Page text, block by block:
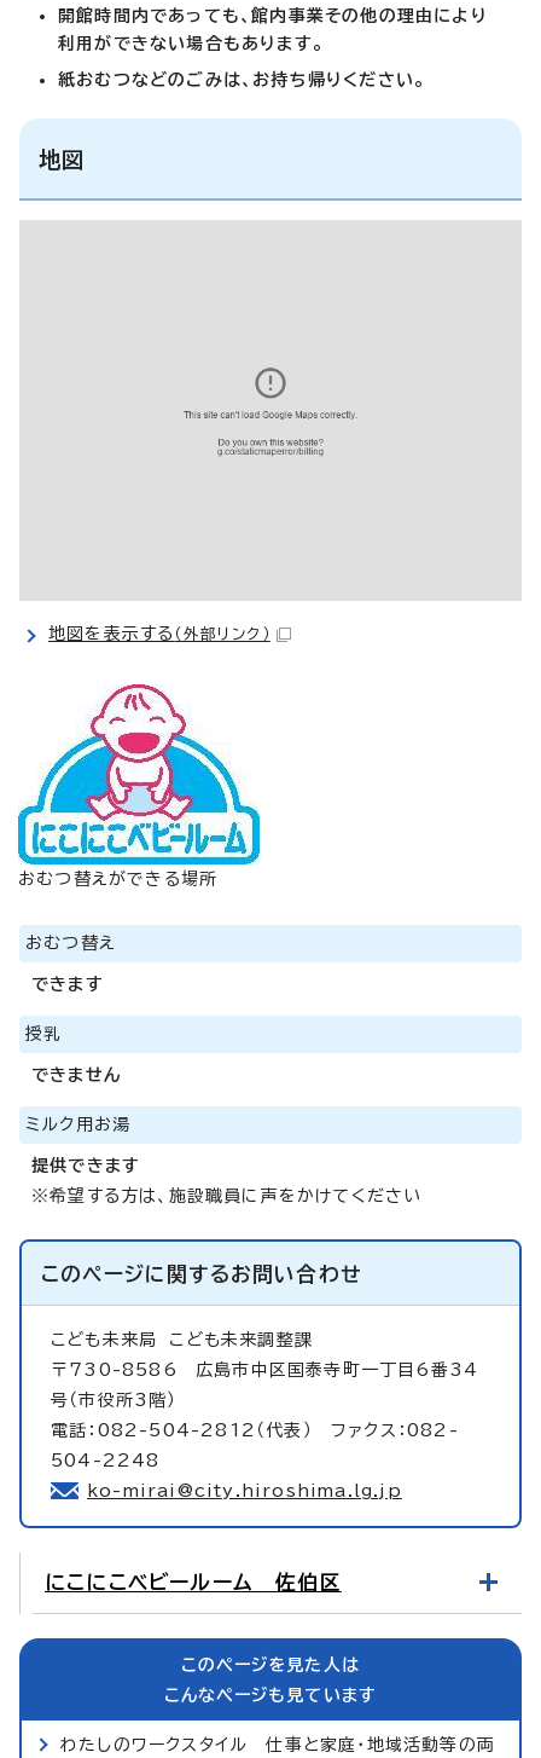
開館時間内であっても、館内事業その他の理由により
利用ができない場合もあります。
紙おむつなどのごみは、お持ち帰りください。
地図
地図を表示する （外部リンク）
おむつ替えができる場所
おむつ替え
できます
授乳
できません
ミルク用お湯
提供できます
※希望する方は、施設職員に声をかけてください
このページに関するお問い合わせ
こども未来局 こども未来調整課
〒730-8586 広島市中区国泰寺町一丁目6番34
号（市役所3階）
電話：082-504-2812（代表） ファクス：082-
504-2248
ko-mirai@city.hiroshima.lg.jp
にこにこベビールーム 佐伯区
このページを見た人は
こんなページも見ています
わたしのワークスタイル 仕事と家庭・地域活動等の両